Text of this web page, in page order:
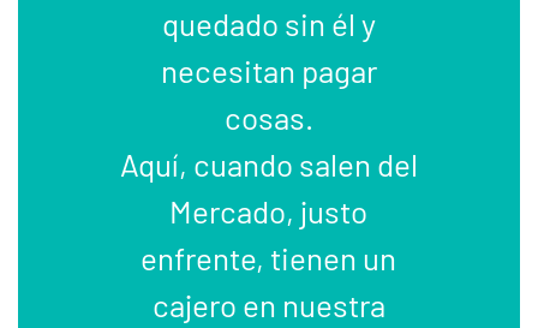
quedado sin él y
necesitan pagar
cosas.
Aquí, cuando salen del
Mercado, justo
enfrente, tienen un
cajero en nuestra